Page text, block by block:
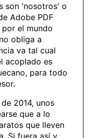
son 'nosotros' o
Adobe PDF
el mundo
obliga a
va tal cual
acoplado es
para todo
2014, unos
que a lo
que lleven
Si fuera así y